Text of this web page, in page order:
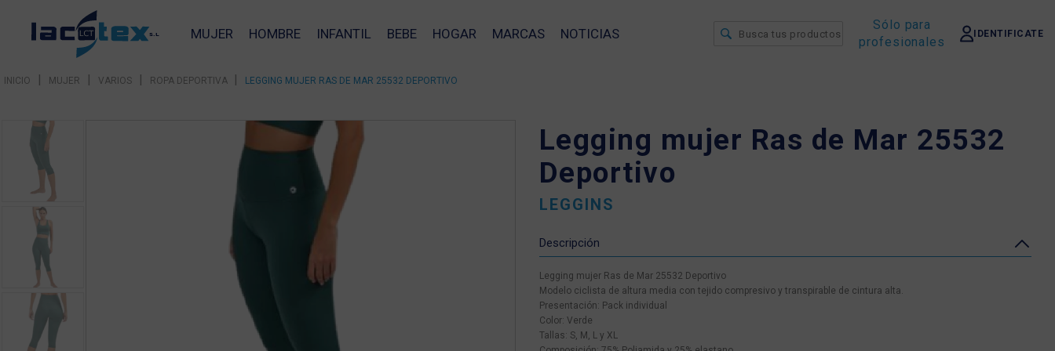
MUJER HOMBRE INFANTIL BEBE HOGAR MARCAS NOTICIAS
Sólo para
profesionales
IDENTIFICATE
INICIO | MUJER | VARIOS | ROPA DEPORTIVA | LEGGING MUJER RAS DE MAR 25532 DEPORTIVO
Legging mujer Ras de Mar 25532
Deportivo
LEGGINS
Descripción
Legging mujer Ras de Mar 25532 Deportivo
Modelo ciclista de altura media con tejido compresivo y transpirable de cintura alta.
Presentación: Pack individual
Color: Verde
Tallas: S, M, L y XL